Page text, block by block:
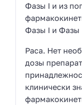
Фазы I и из
Фазы I и Фазы
Раса. Нет
дозы
клинически